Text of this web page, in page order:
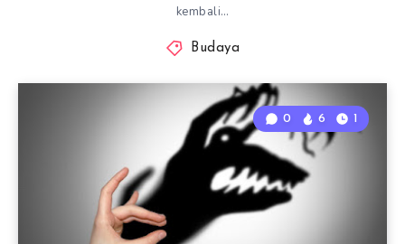
kembali…
Budaya
0 6 1